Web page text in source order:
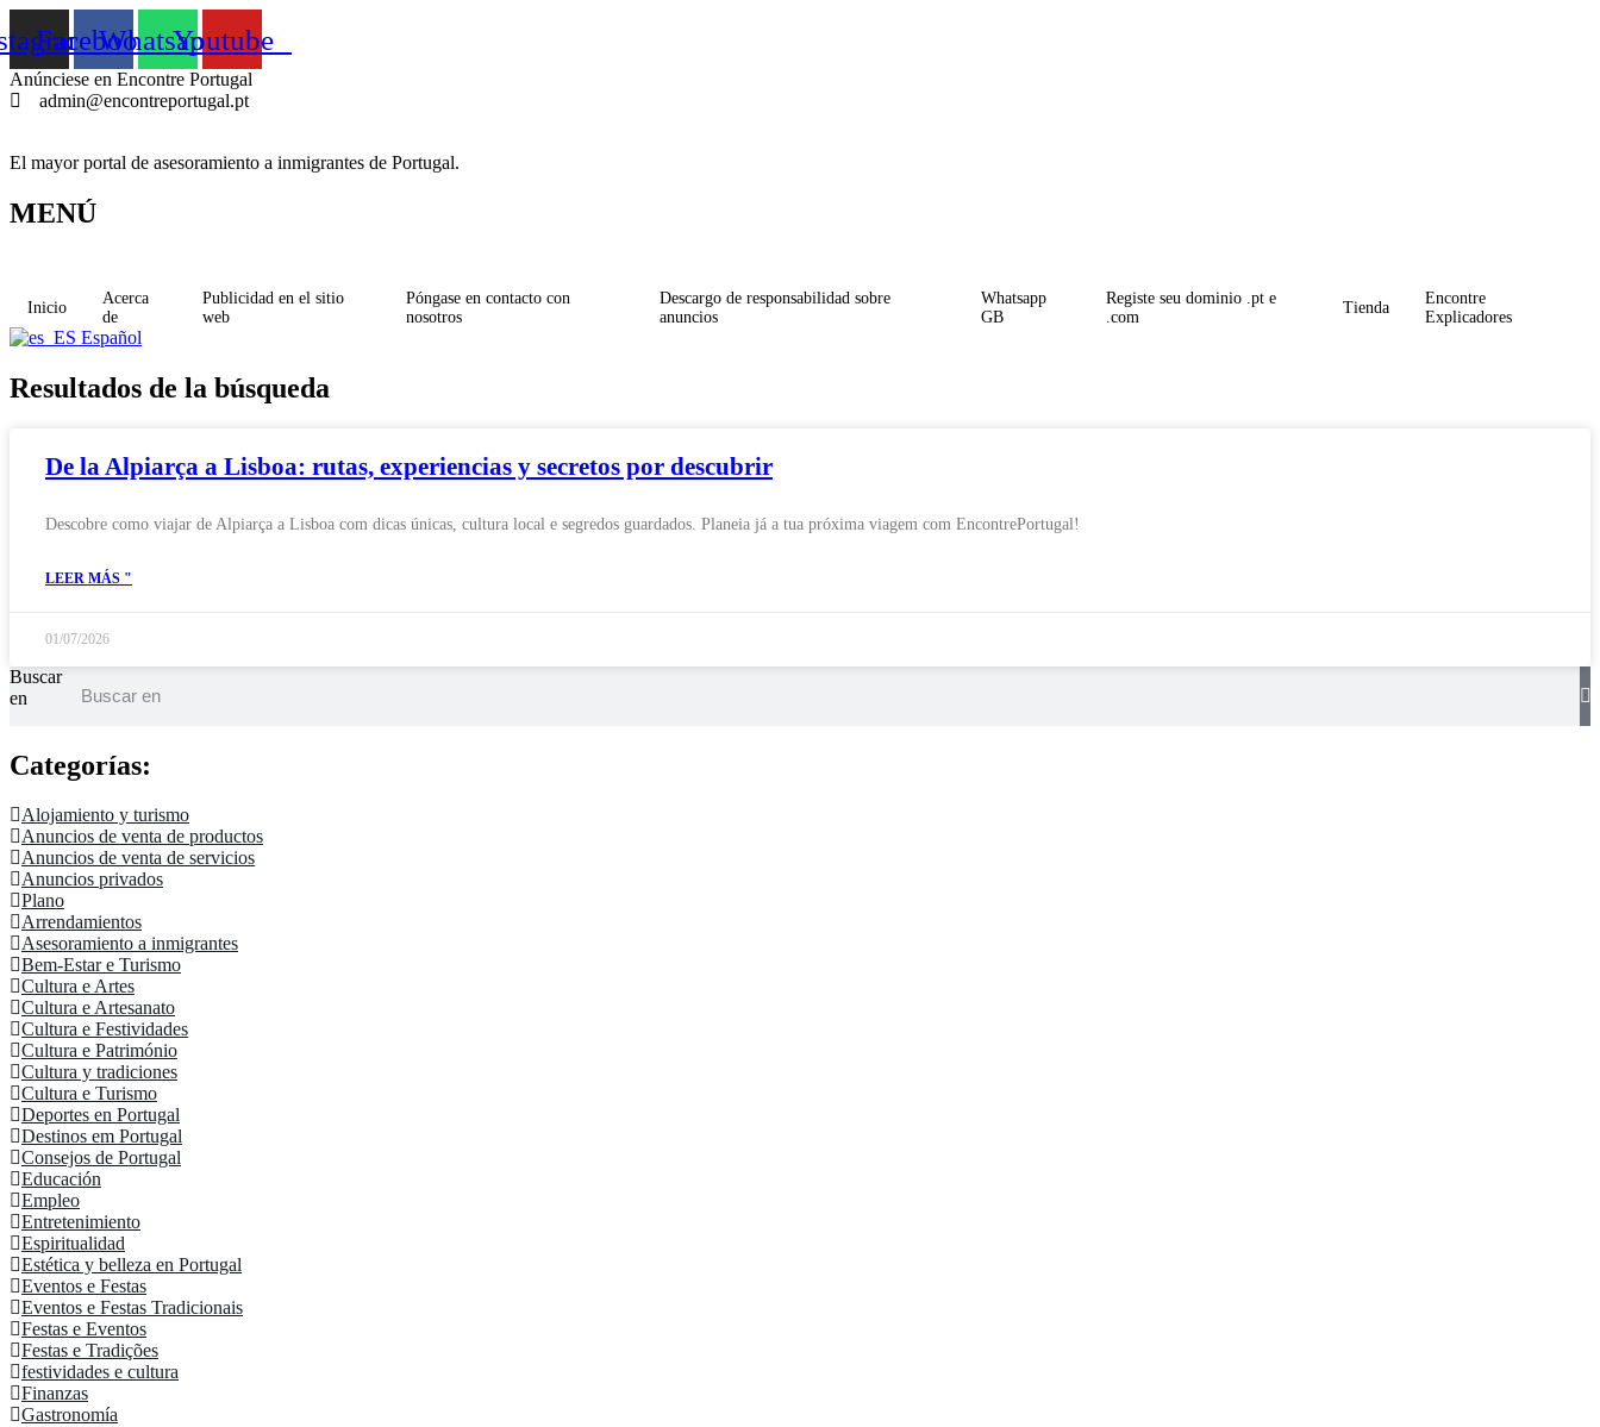
al
contenido
FacebookWhatsappYoutube
Anúnciese en Encontre Portugal
admin@encontreportugal.pt
El mayor portal de asesoramiento a inmigrantes de Portugal.
MENÚ
Inicio
Acerca
de
Publicidad en el sitio
web
Póngase en contacto con
nosotros
Descargo de responsabilidad sobre
anuncios
Whatsapp
GB
Registe seu dominio .pt e
.com
Tienda
Encontre
Explicadores
Español
Resultados de la búsqueda
De la Alpiarça a Lisboa: rutas, experiencias y secretos por descubrir
Descobre como viajar de Alpiarça a Lisboa com dicas únicas, cultura local e segredos guardados. Planeia já a tua próxima viagem com EncontrePortugal!
LEER MÁS "
01/07/2026
Buscar
en
Categorías:
Alojamiento y turismo
Anuncios de venta de productos
Anuncios de venta de servicios
Anuncios privados
Plano
Arrendamientos
Asesoramiento a inmigrantes
Bem-Estar e Turismo
Cultura e Artes
Cultura e Artesanato
Cultura e Festividades
Cultura e Património
Cultura y tradiciones
Cultura e Turismo
Deportes en Portugal
Destinos em Portugal
Consejos de Portugal
Educación
Empleo
Entretenimiento
Espiritualidad
Estética y belleza en Portugal
Eventos e Festas
Eventos e Festas Tradicionais
Festas e Eventos
Festas e Tradições
festividades e cultura
Finanzas
Gastronomía